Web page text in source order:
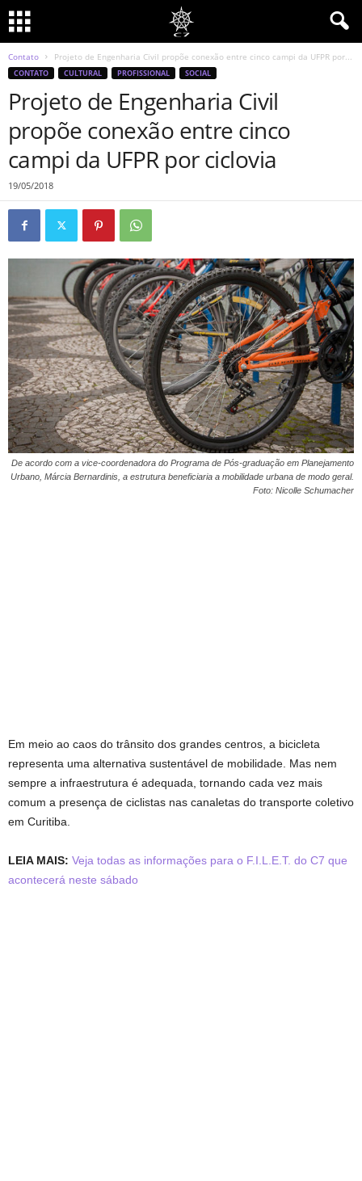
Contato Projeto de Engenharia Civil propõe conexão entre cinco campi da UFPR por...
CONTATO CULTURAL PROFISSIONAL SOCIAL
Projeto de Engenharia Civil
propõe conexão entre cinco
campi da UFPR por ciclovia
19/05/2018
De acordo com a vice-coordenadora do Programa de Pós-graduação em Planejamento
Urbano, Márcia Bernardinis, a estrutura beneficiaria a mobilidade urbana de modo geral.
Foto: Nicolle Schumacher
Em meio ao caos do trânsito dos grandes centros, a bicicleta
representa uma alternativa sustentável de mobilidade. Mas nem
sempre a infraestrutura é adequada, tornando cada vez mais
comum a presença de ciclistas nas canaletas do transporte coletivo
em Curitiba.
LEIA MAIS: Veja todas as informações para o F.I.L.E.T. do C7 que
acontecerá neste sábado